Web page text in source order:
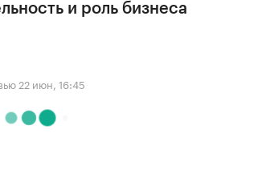
и роль бизнеса
22 июн, 16:45